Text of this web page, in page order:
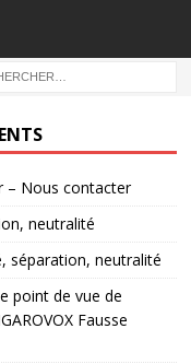
– Nous contacter
neutralité
séparation, neutralité
point de vue de
Fausse